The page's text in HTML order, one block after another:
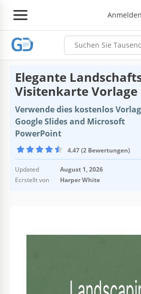
Anmelden
Elegante
Visitenkarte Vorlage
Verwende dies kostenlos
Google Slides and Microsoft
PowerPoint
4.47 (2 Bewertungen)
Updated
August 1, 2026
Ecrstellt von
Harper White